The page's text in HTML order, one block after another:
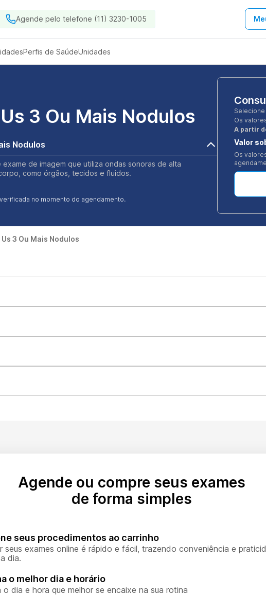
Agende pelo telefone (11) 3230-1005
Perfis de SaúdeUnidades
3 Ou Mais Nodulos
Nodulos
de imagem que utiliza ondas sonoras de alta
como órgãos, tecidos e fluidos.
no momento do agendamento.
Os
A partir
Valor
Os
3 Ou Mais Nodulos
Agende ou compre seus exames
de forma simples
seus procedimentos ao carrinho
seus exames online é rápido e fácil, trazendo conveniência e
dia.
o melhor dia e horário
o dia e hora que melhor se encaixe na sua rotina